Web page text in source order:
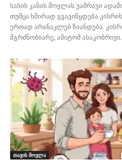
სახის კანის მოვლას უამრავი
თუმცა ხშირად გვავიწყდება
ერთად არანაკლებ ზიანდება.
მგრძნობიარე, ამიტომ
თავის მოვლა